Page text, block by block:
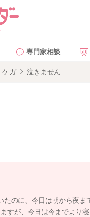
専門家相談
ケガ 泣きません
たのに、今日は朝から夜
すが、今日は今までより